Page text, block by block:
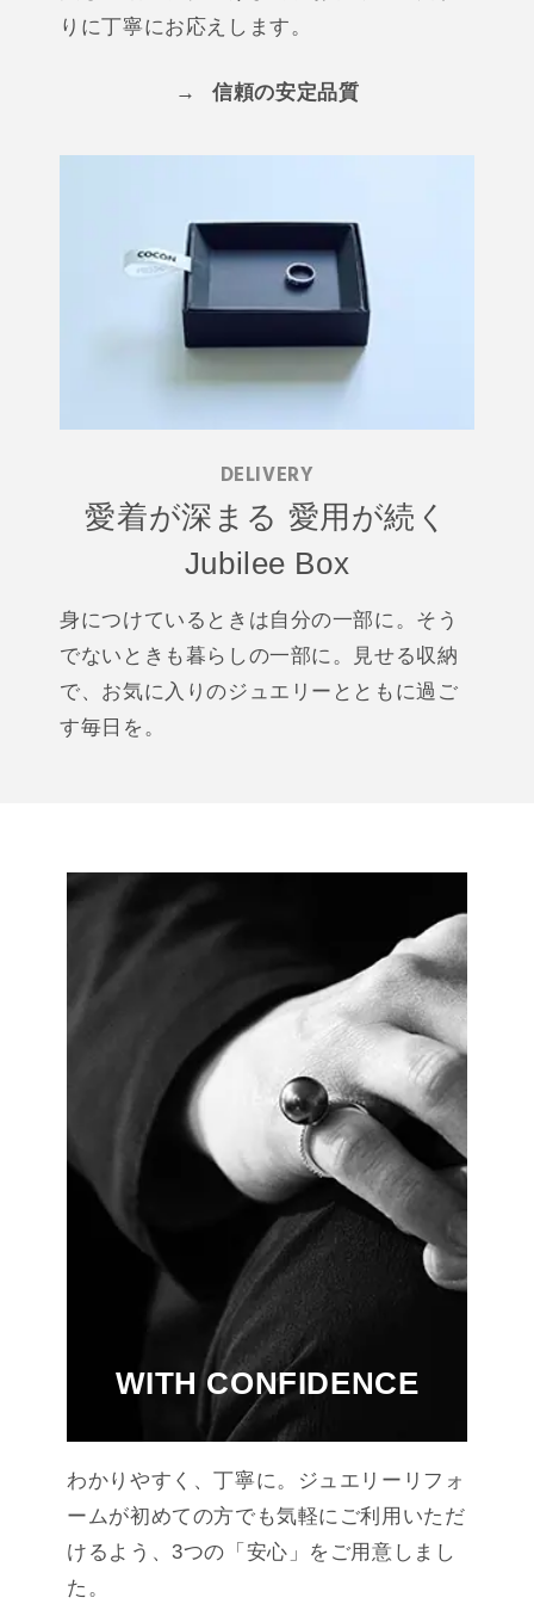
りに丁寧にお応えします。
→ 信頼の安定品質
DELIVERY
愛着が深まる 愛用が続く
Jubilee Box
身につけているときは自分の一部に。そう
でないときも暮らしの一部に。見せる収納
で、お気に入りのジュエリーとともに過ご
す毎日を。
WITH CONFIDENCE
わかりやすく、丁寧に。
ジュエリーリフォ
ームが初めての方でも気軽にご利用いただ
けるよう、3つの「安心」をご用意しまし
た。